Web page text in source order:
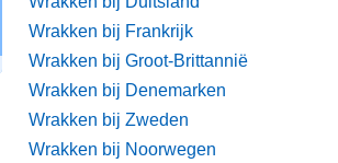
Wrakken bij Frankrijk
Wrakken bij Groot-Brittannië
Wrakken bij Denemarken
Wrakken bij Zweden
Wrakken bij Noorwegen